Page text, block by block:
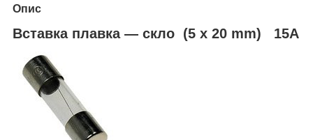
Опис
Вставка плавка — скло (5 x 20 mm) 15A